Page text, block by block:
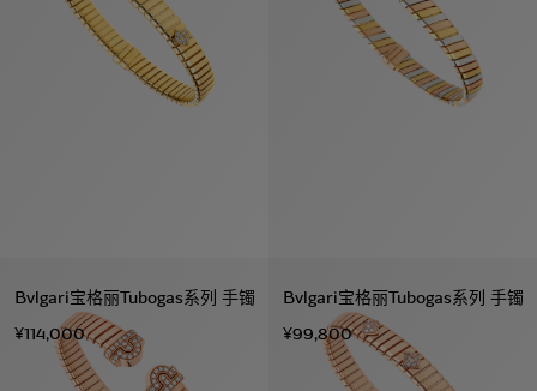
Bvlgari宝格丽Tubogas系列 手镯
¥114,000
Bvlgari宝格丽Tubogas系列 手镯
¥99,800